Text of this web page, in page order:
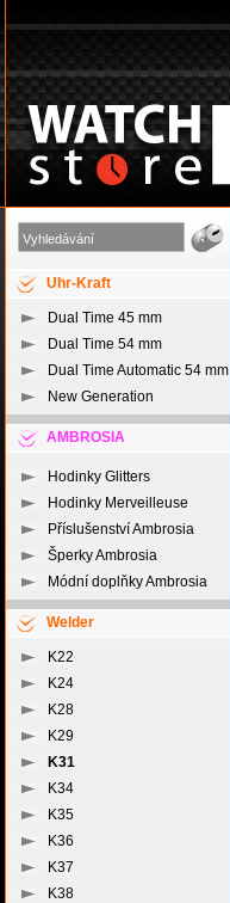
Uhr-Kraft
Dual Time 45 mm
Dual Time 54 mm
Dual Time Automatic 54 mm
New Generation
AMBROSIA
Hodinky Glitters
Hodinky Merveilleuse
Příslušenství Ambrosia
Šperky Ambrosia
Módní doplňky Ambrosia
Welder
K22
K24
K28
K29
K31
K34
K35
K36
K37
K38